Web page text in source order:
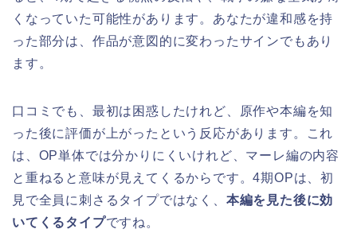
くなっていた可能性があります。あなたが違和感を持
った部分は、作品が意図的に変わったサインでもあり
ます。
口コミでも、最初は困惑したけれど、原作や本編を知
った後に評価が上がったという反応があります。これ
は、OP単体では分かりにくいけれど、マーレ編の内容
と重ねると意味が見えてくるからです。4期OPは、初
見で全員に刺さるタイプではなく、 本編を見た後に効
いてくるタイプですね。